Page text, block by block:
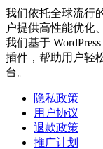
我们依托全球流行
户提供高性能优化
我们基于
插件，帮助用户轻
台。
隐私政策
用户协议
退款政策
推广计划